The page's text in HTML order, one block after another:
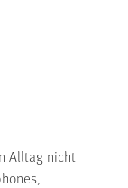
Alltag nicht